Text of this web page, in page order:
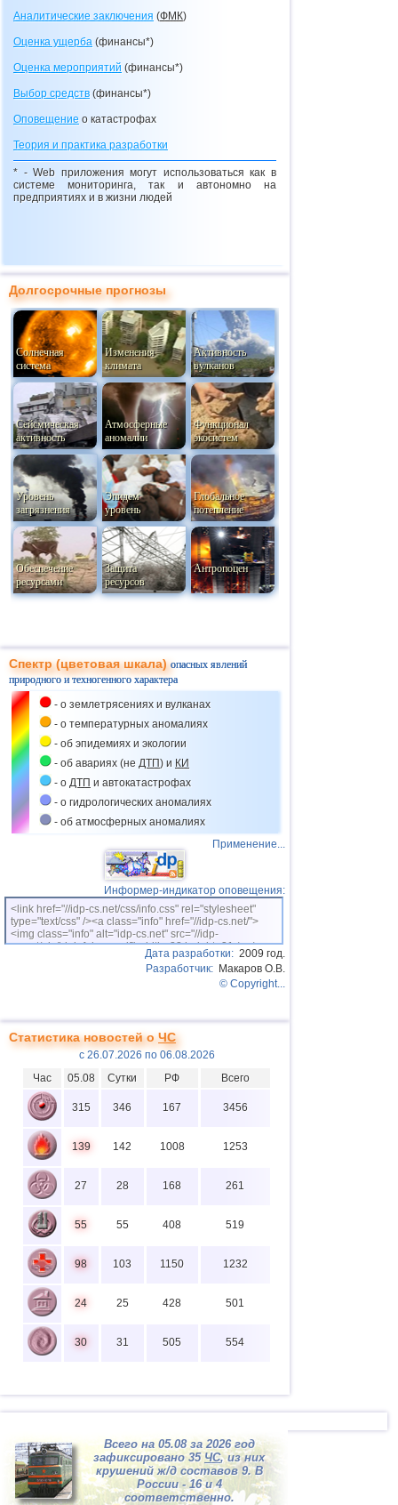
Аналитические заключения (ФМК)
Оценка ущерба (финансы*)
Оценка мероприятий (финансы*)
Выбор средств (финансы*)
Оповещение о катастрофах
Теория и практика разработки
* - Web приложения могут использоваться как в
системе мониторинга, так и автономно на
предприятиях и в жизни людей
Долгосрочные прогнозы
Солнечная
система
Изменения
климата
Активность
вулканов
Сейсмическая
активность
Атмосферные
аномалии
Функционал
экосистем
Уровень
загрязнения
Эпидем
уровень
Глобальное
потепление
Обеспечение
ресурсами
Защита
ресурсов
Антропоцен
Спектр (цветовая шкала)опасных явлений
природного и техногенного характера
- о землетрясениях и вулканах
- о температурных аномалиях
- об эпидемиях и экологии
- об авариях (не ДТП) и КИ
- о ДТП и автокатастрофах
- о гидрологических аномалиях
- об атмосферных аномалиях
Применение...
Информер-индикатор оповещения:
<link href="//idp-cs.net/css/info.css" rel="stylesheet"
type="text/css" /><a class="info" href="//idp-cs.net/">
<img class="info" alt="idp-cs.net" src="//idp-
cs.net/pix/idpinfok_sm.gif" width=88 height=31 /></a>
Дата разработки: 2009 год.
Разработчик: Макаров О.В.
© Copyright...
Статистика новостей оЧС
с 26.07.2026 по 06.08.2026
Час
05.08 Сутки РФ Всего
315 346 167 3456
139 142 1008 1253
27 28 168 261
55 55 408 519
98 103 1150 1232
24 25 428 501
30 31 505 554
Всего на 05.08 за 2026 год
зафиксировано 35ЧС, из них
крушений ж/д составов 9. В
России - 16 и 4
соответственно.